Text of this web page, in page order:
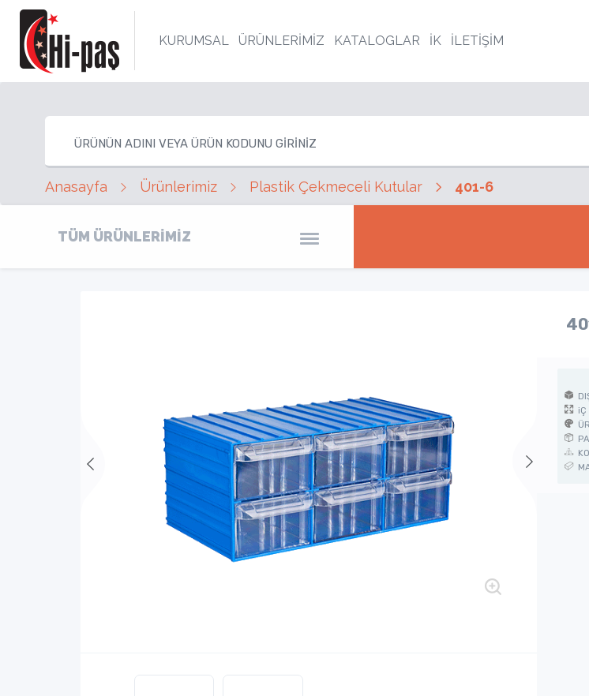
KURUMSAL ÜRÜNLERİMİZ KATALOGLAR İK İLETİŞİM
Anasayfa Ürünlerimiz Plastik Çekmeceli Kutular 401-6
TÜM ÜRÜNLERİMİZ
iÇ